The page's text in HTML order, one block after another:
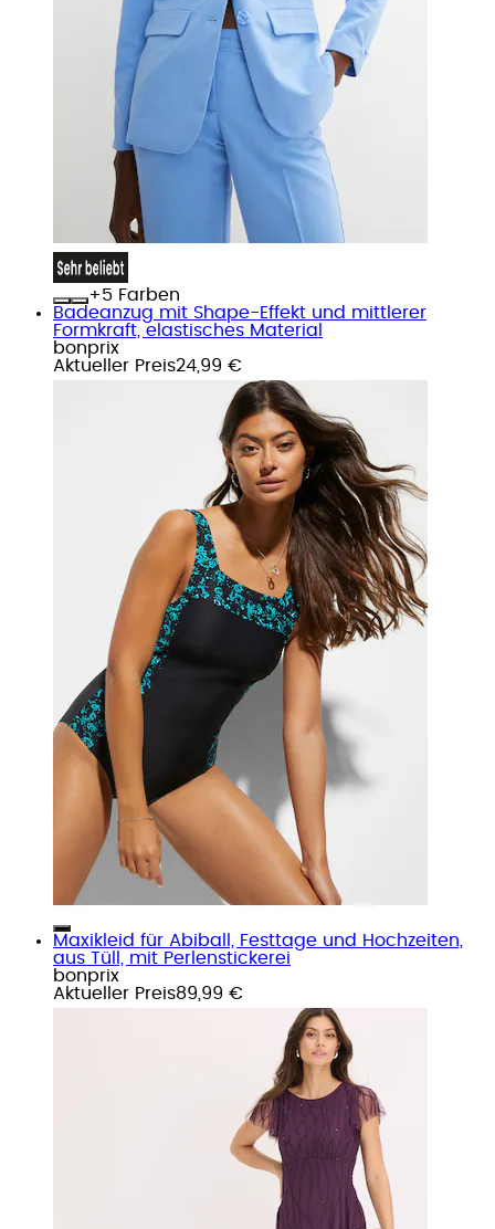
+
Farben
Badeanzug mit Shape-Effekt und mittlerer
Formkraft, elastisches Material
bonprix
Aktueller Preis24,99 €
Maxikleid für Abiball, Festtage und Hochzeiten,
aus Tüll, mit Perlenstickerei
bonprix
Aktueller Preis89,99 €